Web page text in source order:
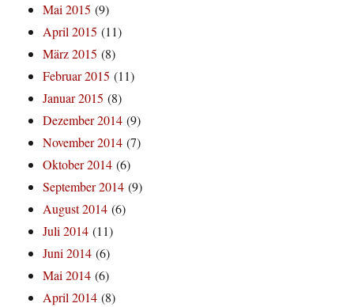
Mai 2015 (9)
April 2015 (11)
März 2015 (8)
Februar 2015 (11)
Januar 2015 (8)
Dezember 2014 (9)
November 2014 (7)
Oktober 2014 (6)
September 2014 (9)
August 2014 (6)
Juli 2014 (11)
Juni 2014 (6)
Mai 2014 (6)
April 2014 (8)